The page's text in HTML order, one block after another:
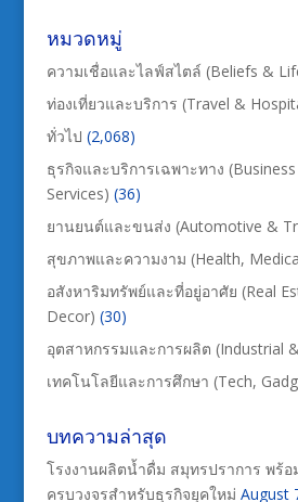
หมวดหมู่
ความเชื่อและไลฟ์สไตล์ (Beliefs &
ท่องเที่ยวและบริการ (Travel &
ทั่วไป (2,068)
ธุรกิจและบริการเฉพาะทาง
Services) (36)
ยานยนต์และขนส่ง (Automotive &
สุขภาพและความงาม (Health,
อสังหาริมทรัพย์และที่อยู่อาศัย (Real
Decor) (30)
อุตสาหกรรมและการผลิต (Industrial
เทคโนโลยีและการศึกษา (Tech,
บทความล่าสุด
โรงงานผลิตน้ำดื่ม สมุทรปราการ พร้
ครบวงจรสำหรับธุรกิจยุคใหม่ August